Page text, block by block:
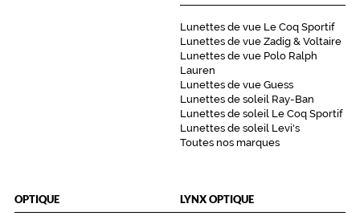
Lunettes de vue Le Coq Sportif
Lunettes de vue Zadig & Voltaire
Lunettes de vue Polo Ralph
Lauren
Lunettes de vue Guess
Lunettes de soleil Ray-Ban
Lunettes de soleil Le Coq Sportif
Lunettes de soleil Levi's
Toutes nos marques
OPTIQUE LYNX OPTIQUE